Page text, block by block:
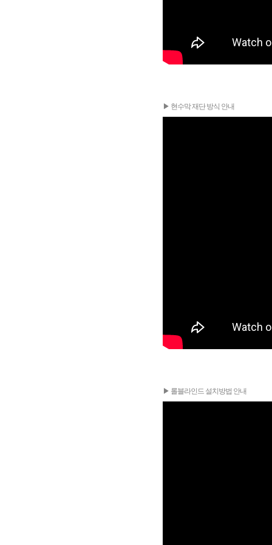
▶ 현수막 재단 방식 안내
▶ 롤블라인드 설치방법 안내